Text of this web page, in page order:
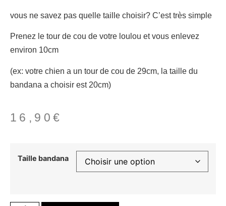
vous ne savez pas quelle taille choisir? C’est très simple
Prenez le tour de cou de votre loulou et vous enlevez
environ 10cm
(ex: votre chien a un tour de cou de 29cm, la taille du
bandana a choisir est 20cm)
16,90 €
Taille bandana